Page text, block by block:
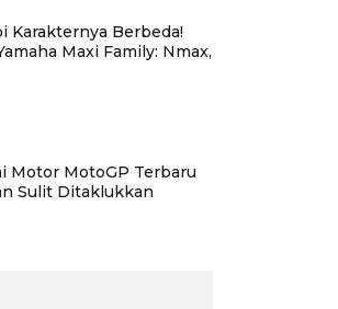
Karakternya Berbeda!
Maxi Family: Nmax,
Motor MotoGP Terbaru
Sulit Ditaklukkan